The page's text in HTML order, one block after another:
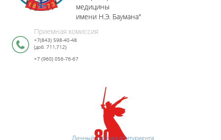
медицины
имени Н.Э. Баумана"
Приемная комиссия
+7(843) 598-40-48
(доб. 711,712)
+7 (960) 056-76-67
Личный кабинет абитуриента